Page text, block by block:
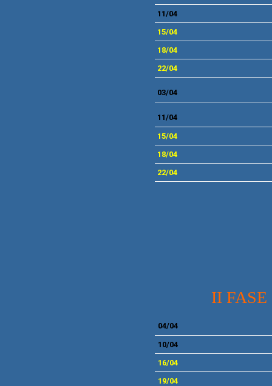
11/04
15/04
18/04
22/04
03/04
11/04
15/04
18/04
22/04
II FASE
04/04
10/04
16/04
19/04